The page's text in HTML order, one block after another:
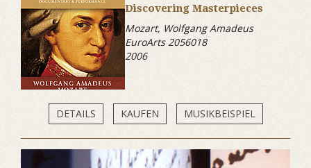
Discovering Masterpieces
Mozart, Wolfgang Amadeus
EuroArts 2056018
2006
DETAILS KAUFEN MUSIKBEISPIEL